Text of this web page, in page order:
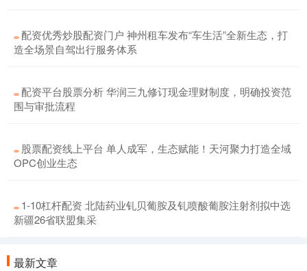
配资优秀炒股配资门户 神州租车发布“车生活”全新生态，打
造全场景自驾出行服务体系
配资平台股票分析 华润三九修订现金理财制度，明确投资范
围与审批流程
股票配资线上平台 单人成军，生态赋能！天河聚力打造全域
OPC创业生态
1-10杠杆配资 北陆药业钆贝葡胺及钆喷酸葡胺注射剂拟中选
新疆26省联盟集采
最新文章